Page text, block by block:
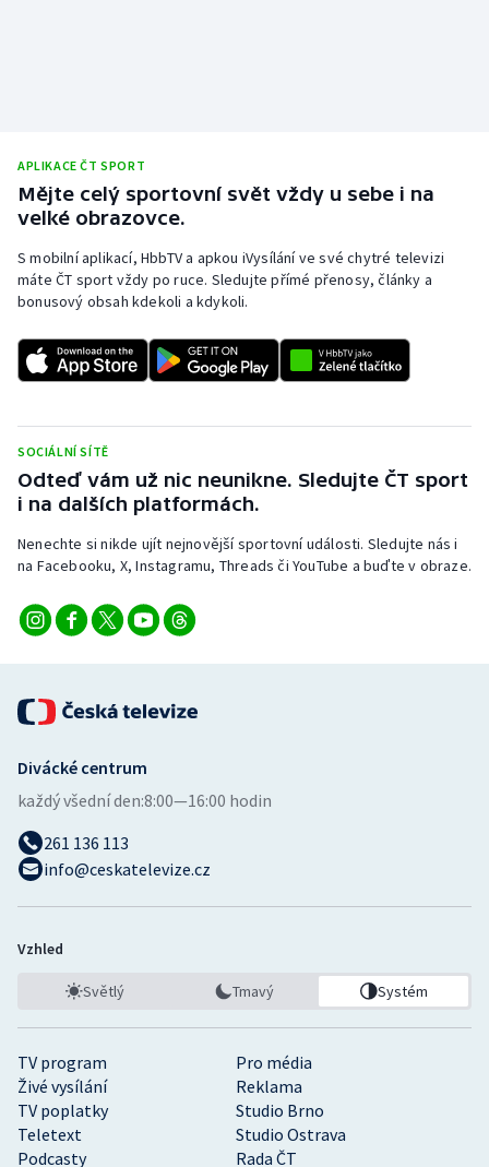
APLIKACE ČT SPORT
Mějte celý sportovní svět vždy u sebe i na
velké obrazovce.
S mobilní aplikací, HbbTV a apkou iVysílání ve své chytré televizi
máte ČT sport vždy po ruce. Sledujte přímé přenosy, články a
bonusový obsah kdekoli a kdykoli.
SOCIÁLNÍ SÍTĚ
Odteď vám už nic neunikne. Sledujte ČT sport
i na dalších platformách.
Nenechte si nikde ujít nejnovější sportovní události. Sledujte nás i
na Facebooku, X, Instagramu, Threads či YouTube a buďte v obraze.
TV program
Pro média
Živé vysílání
Reklama
TV poplatky
Studio Brno
Teletext
Studio Ostrava
Podcasty
Rada ČT
Divácké centrum
každý všední den:8:00—16:00 hodin
261 136 113
info@ceskatelevize.cz
Vzhled
Světlý Tmavý Systém